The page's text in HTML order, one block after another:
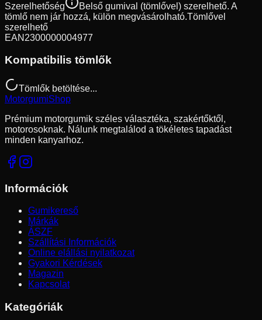
Szerelhetőség
Belső gumival (tömlővel) szerelhető. A
tömlő nem jár hozzá, külön megvásárolható.Tömlővel
szerelhető
EAN 2300000004977
Kompatibilis tömlők
Tömlők betöltése...
MotorgumiShop
Prémium motorgumik széles választéka, szakértőktől,
motorosoknak. Nálunk megtalálod a tökéletes tapadást
minden kanyarhoz.
Információk
Gumikereső
Márkák
ÁSZF
Szállítási Információk
Online elállási nyilatkozat
Gyakori Kérdések
Magazin
Kapcsolat
Kategóriák